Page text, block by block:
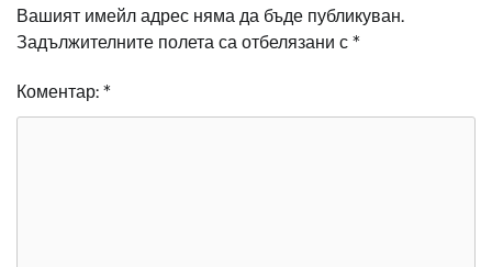
Вашият имейл адрес няма да бъде публикуван.
Задължителните полета са отбелязани с *
Коментар: *